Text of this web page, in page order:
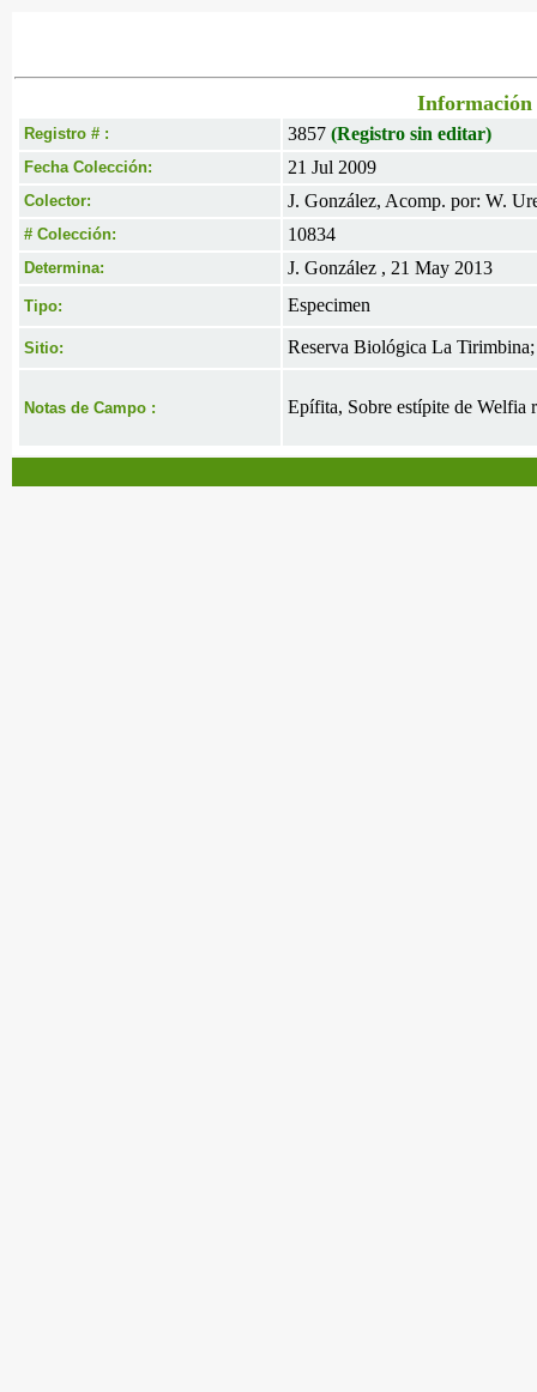
Información
Registro # : 3857 (Registro sin editar)
Fecha Colección: 21 Jul 2009
Colector: J. González, Acomp. por: W.
# Colección: 10834
Determina: J. González , 21 May 2013
Tipo: Especimen
Sitio: Reserva Biológica La
Notas de Campo : Epífita, Sobre estípite de Welfia